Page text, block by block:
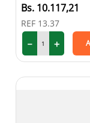
10.117,21
REF 13.37
＋
－